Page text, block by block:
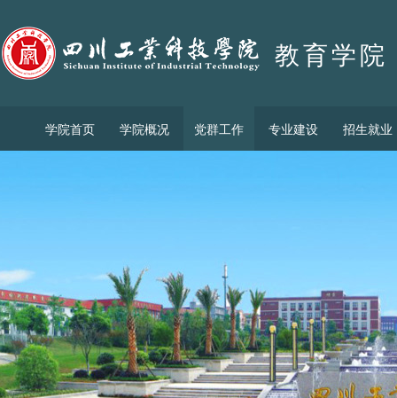
教育学院
学院首页 学院概况 党群工作 专业建设 招生就业